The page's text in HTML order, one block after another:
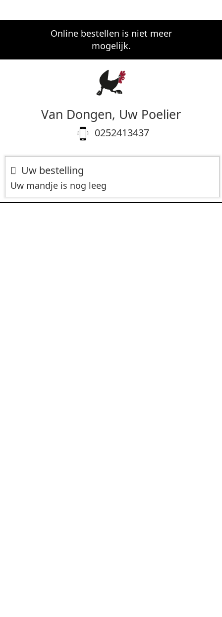
Online bestellen is niet meer
mogelijk.
Van Dongen, Uw Poelier
0252413437
Uw bestelling
Uw mandje is nog leeg